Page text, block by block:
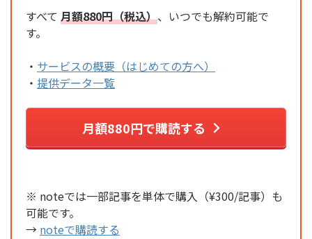
すべて 月額880円（税込）、いつでも解約可能で
す。
・ サービスの概要（はじめての方へ）
・ 提供データ一覧
月額880円で購読する
※ noteでは一部記事を単体で購入（¥300/記事）も
可能です。
→ noteで購読する